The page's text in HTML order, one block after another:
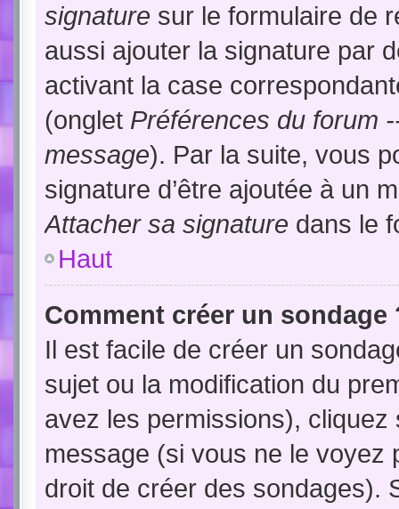
signature sur le formulaire de
aussi ajouter la signature par
activant la case
(onglet Préférences du forum
message). Par la suite, vous
signature d’être ajoutée à un
Attacher sa signature dans le
Haut
Comment créer un sondage
Il est facile de créer un
sujet ou la modification du
avez les permissions), cliquez
message (si vous ne le voyez
droit de créer des sondages).